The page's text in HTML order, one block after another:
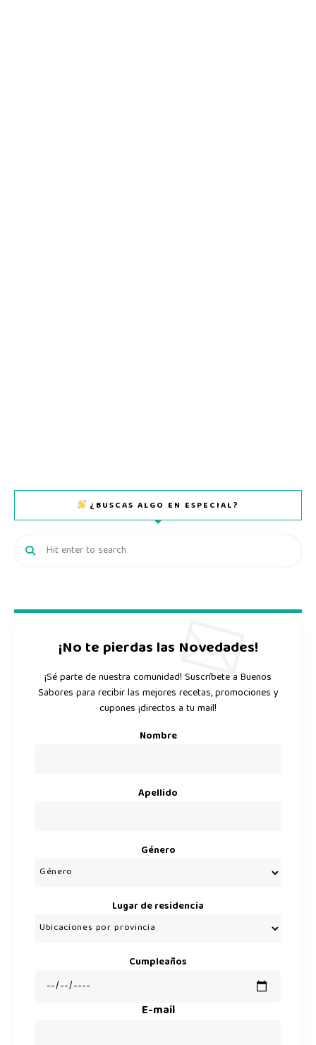
¿BUSCAS ALGO EN ESPECIAL?
¡No te pierdas las Novedades!
¡Sé parte de nuestra comunidad! Suscríbete a Buenos
Sabores para recibir las mejores recetas, promociones y
cupones ¡directos a tu mail!
Nombre
Apellido
Género
Lugar de residencia
Cumpleaños
E-mail